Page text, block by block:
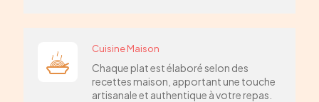
Cuisine Maison
Chaque plat est élaboré selon des
recettes maison, apportant une touche
artisanale et authentique à votre repas.